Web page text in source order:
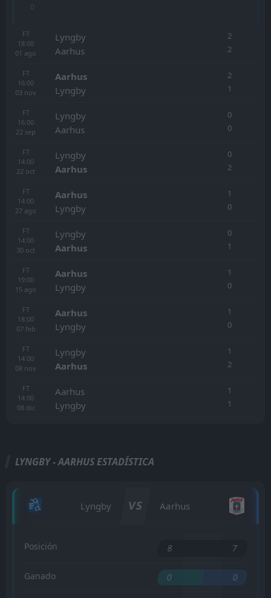
0
FT
18:00
01 ago
Lyngby
Aarhus
2
2
FT
16:00
03 nov
Aarhus
Lyngby
2
1
FT
16:00
22 sep
Lyngby
Aarhus
0
0
FT
14:00
22 oct
Lyngby
Aarhus
0
2
FT
14:00
27 ago
Aarhus
Lyngby
1
0
FT
14:00
30 oct
Lyngby
Aarhus
0
1
FT
19:00
15 ago
Aarhus
Lyngby
1
0
FT
18:00
07 feb
Aarhus
Lyngby
1
0
FT
14:00
08 nov
Lyngby
Aarhus
1
2
FT
14:00
08 dic
Aarhus
Lyngby
1
1
LYNGBY - AARHUS ESTADÍSTICA
Lyngby VS Aarhus
Posición 8 7
Ganado 0 0